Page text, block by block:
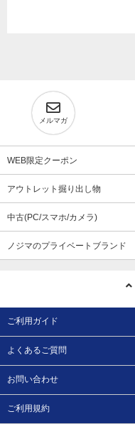
メルマガ
WEB限定クーポン
アウトレット掘り出し物
中古(PC/スマホ/カメラ)
ノジマのプライベートブランド
ご利用ガイド
よくあるご質問
お問い合わせ
ご利用規約